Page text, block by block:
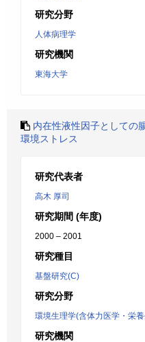
研究分野
人体病理学
研究機関
東海大学
内在性液性因子としての
環境ストレス
研究代表者
高木 厚司
研究期間 (年度)
2000 – 2001
研究種目
基盤研究(C)
研究分野
環境生理学(含体力医学・栄
研究機関